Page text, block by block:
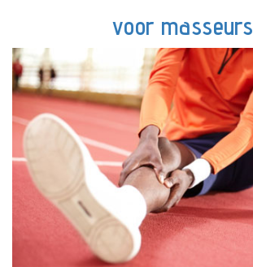
voor masseurs